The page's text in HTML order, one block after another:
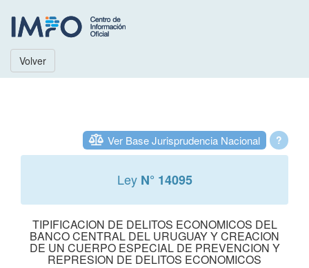
Volver
?
Ver Base Jurisprudencia Nacional
Ley N° 14095
TIPIFICACION DE DELITOS ECONOMICOS DEL
BANCO CENTRAL DEL URUGUAY Y CREACION
DE UN CUERPO ESPECIAL DE PREVENCION Y
REPRESION DE DELITOS ECONOMICOS